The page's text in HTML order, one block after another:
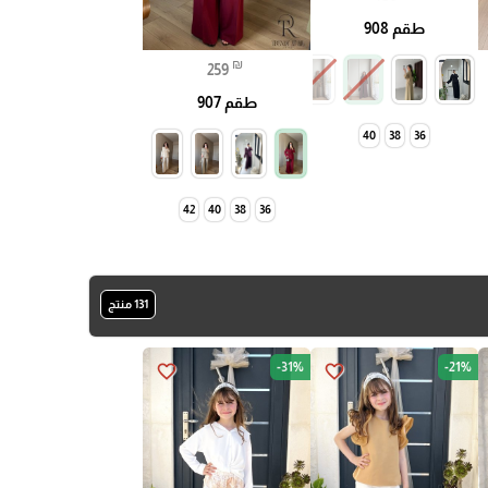
طقم 908
36
38
40
259 ₪
طقم 907
36
38
40
42
131 منتج
favorite_border -21%
favorite_border -31%